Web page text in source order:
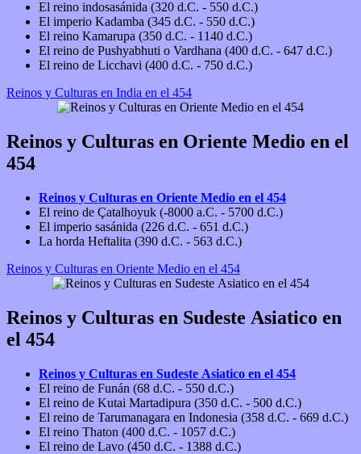
El reino indosasánida (320 d.C. - 550 d.C.)
El imperio Kadamba (345 d.C. - 550 d.C.)
El reino Kamarupa (350 d.C. - 1140 d.C.)
El reino de Pushyabhuti o Vardhana (400 d.C. - 647 d.C.)
El reino de Licchavi (400 d.C. - 750 d.C.)
Reinos y Culturas en India en el 454
Reinos y Culturas en Oriente Medio en el
454
Reinos y Culturas en Oriente Medio en el 454
El reino de Çatalhoyuk (-8000 a.C. - 5700 d.C.)
El imperio sasánida (226 d.C. - 651 d.C.)
La horda Heftalita (390 d.C. - 563 d.C.)
Reinos y Culturas en Oriente Medio en el 454
Reinos y Culturas en Sudeste Asiatico en
el 454
Reinos y Culturas en Sudeste Asiatico en el 454
El reino de Funán (68 d.C. - 550 d.C.)
El reino de Kutai Martadipura (350 d.C. - 500 d.C.)
El reino de Tarumanagara en Indonesia (358 d.C. - 669 d.C.)
El reino Thaton (400 d.C. - 1057 d.C.)
El reino de Lavo (450 d.C. - 1388 d.C.)